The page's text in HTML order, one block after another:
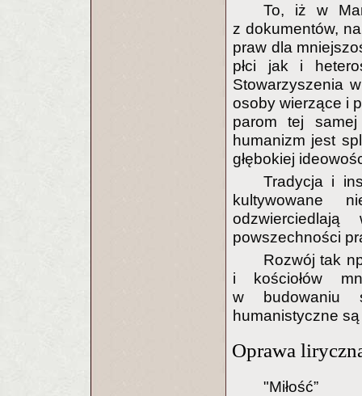
To, iż w
z dokumentów,
praw dla
płci jak i
Stowarzyszenia
osoby wierzące i
parom tej
humanizm jest
głębokiej
Tradycja i
kultywowane
powszechności
Rozwój tak
i kościołów
w budowaniu
humanistyczne
Oprawa
"Miłość”